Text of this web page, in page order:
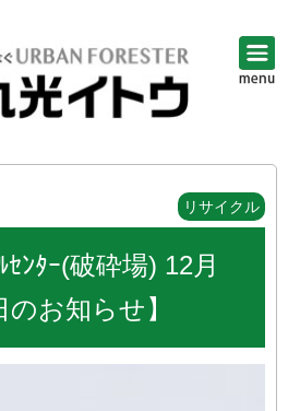
リサイクル
ｾﾝﾀｰ(破砕場) 12月
のお知らせ】